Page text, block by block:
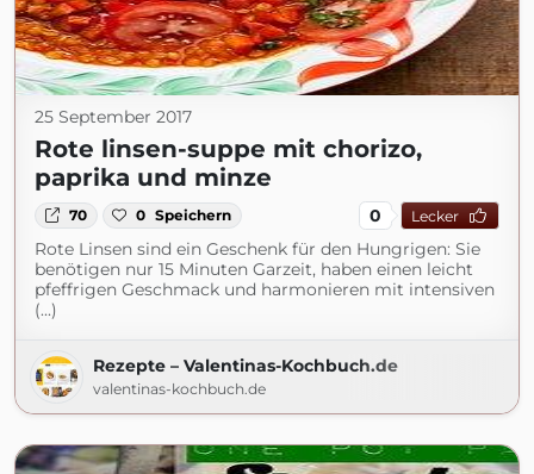
25 September 2017
Rote linsen-suppe mit chorizo,
paprika und minze
70 0 Speichern 0 Lecker
Rote Linsen sind ein Geschenk für den Hungrigen: Sie
benötigen nur 15 Minuten Garzeit, haben einen leicht
pfeffrigen Geschmack und harmonieren mit intensiven
(...)
Rezepte – Valentinas-Kochbuch.de
valentinas-kochbuch.de